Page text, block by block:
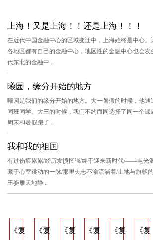
上海！又是上海！！还是上海！！！
在近代中国金融中心的区域变迁中，上海始终是中心。
各地区都有自己的金融中心，地区性的金融中心也会发
代东北的金融中...
曦园，缘分开始的地方
曦园是我们的缘分开始的地方。大一暑假的时候，他通
同班同学。大三的时候，我们不约而同选择了同一个
周末和暑假跑了...
我和我的祖国
有过伤痕累累/经历发愤图强/终于迎来新时代/——电光
藏于心室跳动的一脉/那里矢志不渝流淌着/土地与旗帜
王姿雁天地静...
《复
《复
《复
《复
《复
《复